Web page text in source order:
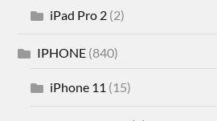
iPad Pro 2 (2)
IPHONE (840)
iPhone 11 (15)